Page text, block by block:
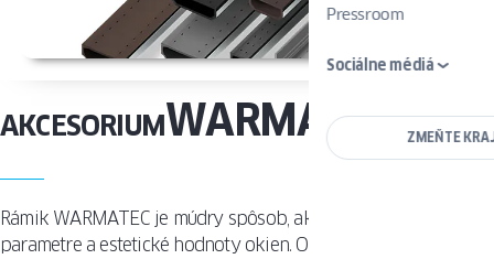
Pressroom
Sociálne médiá
ZMEŇTE
AKCESORIUMWARMATEC
Rámik WARMATEC je múdry spôsob, ako zvýšiť technické
parametre a estetické hodnoty okien. Okno vďaka jeho